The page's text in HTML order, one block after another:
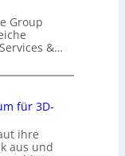
Group
&…
für 3D-
ihre
aus und